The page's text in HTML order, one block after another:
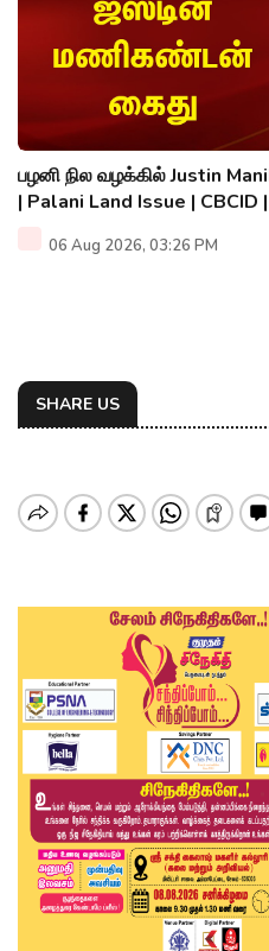
பழனி நில வழக்கில் Justin
| Palani Land Issue | CBCID
06 Aug 2026, 03:26 PM
SHARE US